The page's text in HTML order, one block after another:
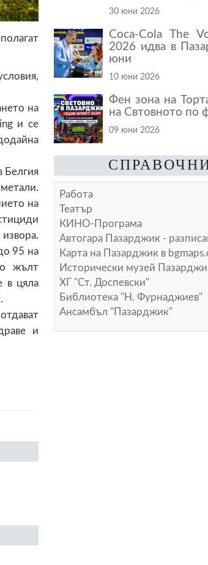
на
и се
Белгия
нa
95 на
жълт
в цяла
и
30 юни 2026
Coca-Cola The
2026 идва в
юни
10 юни 2026
Фен зона на
на Свтовното по
09 юни 2026
Работа
Театър
КИНО-Програма
Автогара Пазарджик -
Карта на Пазарджик в
Исторически музей
ХГ "Ст. Доспевски"
Библиотека "Н. Фурнаджиев"
Ансамбъл "Пазарджик"